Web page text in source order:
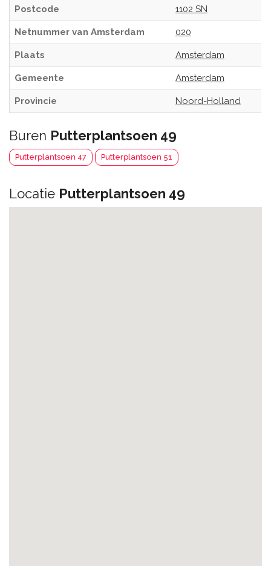
Postcode 1102 SN
Netnummer van Amsterdam 020
Plaats Amsterdam
Gemeente Amsterdam
Provincie Noord-Holland
Buren Putterplantsoen 49
Putterplantsoen 47 Putterplantsoen 51
Locatie Putterplantsoen 49